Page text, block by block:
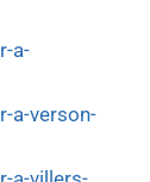
a-
a-verson-